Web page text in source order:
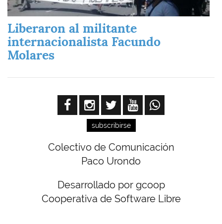
Liberaron al militante
internacionalista Facundo
Molares
subscribirse
Colectivo de Comunicación
Paco Urondo
Desarrollado por gcoop
Cooperativa de Software Libre